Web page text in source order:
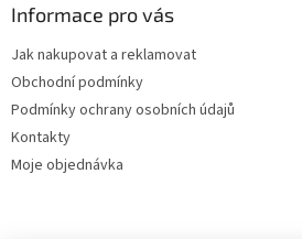
Informace pro vás
Jak nakupovat a reklamovat
Obchodní podmínky
Podmínky ochrany osobních údajů
Kontakty
Moje objednávka